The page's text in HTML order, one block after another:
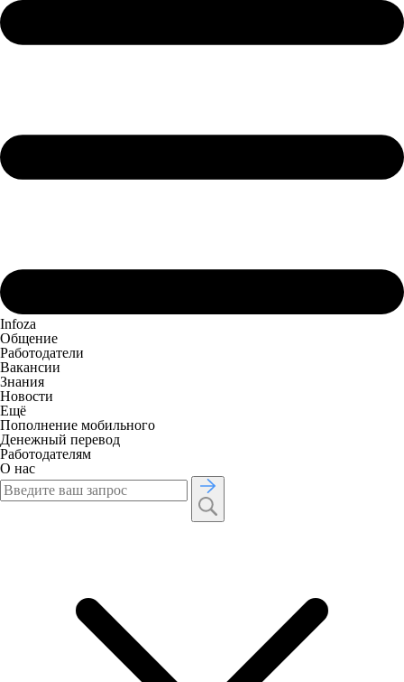
Infoza
Общение
Работодатели
Вакансии
Знания
Новости
Ещё
Пополнение мобильного
Денежный перевод
Работодателям
О нас